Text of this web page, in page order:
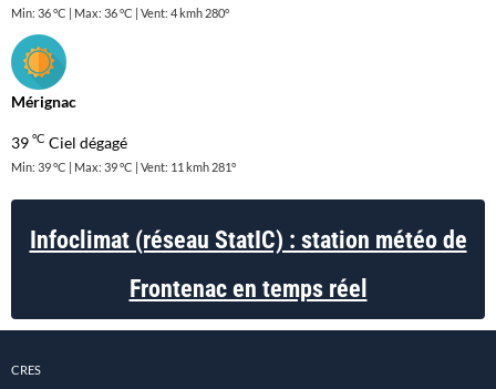
Min: 36 °C | Max: 36 °C | Vent: 4 kmh 280°
Mérignac
39 °C Ciel dégagé
Min: 39 °C | Max: 39 °C | Vent: 11 kmh 281°
Infoclimat (réseau StatIC) : station météo de
Frontenac en temps réel
CRES